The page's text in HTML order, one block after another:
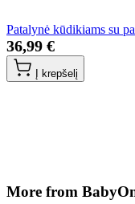
Patalynė kūdikiams su
36,99 €
Į krepšelį
More from